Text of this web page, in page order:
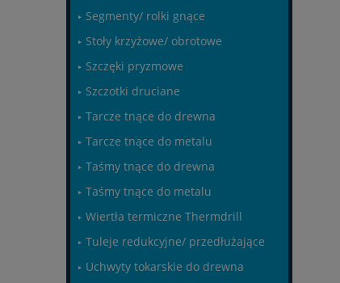
Segmenty/ rolki gnące
Stoły krzyżowe/ obrotowe
Szczęki pryzmowe
Szczotki druciane
Tarcze tnące do drewna
Tarcze tnące do metalu
Taśmy tnące do drewna
Taśmy tnące do metalu
Wiertła termiczne Thermdrill
Tuleje redukcyjne/ przedłużające
Uchwyty tokarskie do drewna